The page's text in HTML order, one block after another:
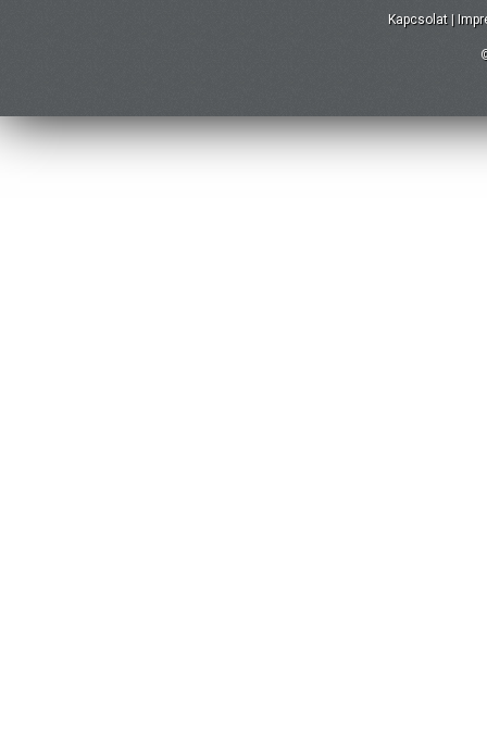
Kapcsolat |